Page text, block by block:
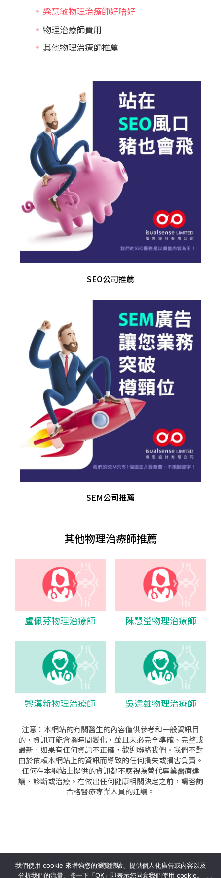
梁慧敏物理治療師好唔好
物理治療師費用
其他物理治療師推薦
SEO公司推薦
SEM公司推薦
其他物理治療師推薦
盧佩芬物理治療師 陳慧瑩物理治療師
黎漢新物理治療師 吳達雄物理治療師
注意：本網站的有關醫生的內容僅供參考和一般資訊目
的，資訊可能會隨時間變化，並且未必完全準確、完整或
最新，如果有任何資訊不正確，歡迎聯絡我們。我們不對
由於依賴本網站上的資訊而導致的任何損失或損害負責。
任何在本網站上提供的資訊都不應視為替代專業醫療建
議、診斷或治療。在做出任何健康相關決定之前，請咨詢
合格醫療專業人員的建議。
seo公司|sem公司|網頁設計|網頁設計公司by isualsense
我們使用 cookie 來增強您的瀏覽體驗、提供個人化廣告或內容以及
分析我們的流量。按一下「OK」即表示您同意我們使用 cookie。